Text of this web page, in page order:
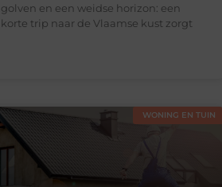
golven en een weidse horizon: een
korte trip naar de Vlaamse kust zorgt
WONING EN TUIN